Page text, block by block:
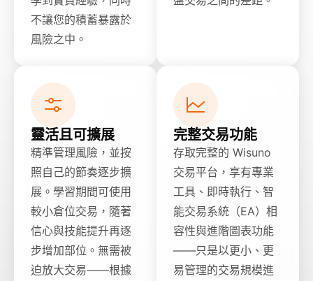
不讓您的積蓄暴露於
風險之中。
靈活且可擴展
精準管理風險，並按
照自己的節奏逐步擴
展。學習期間可使用
較小倉位交易，隨著
信心與技能提升再逐
步增加部位。無需被
迫放大交易——根據
完整交易功能
存取完整的 Wisuno
交易平台，享有專業
工具、即時執行、智
能交易系統（EA）相
容性與進階圖表功能
——只是以更小、更
易管理的交易規模進